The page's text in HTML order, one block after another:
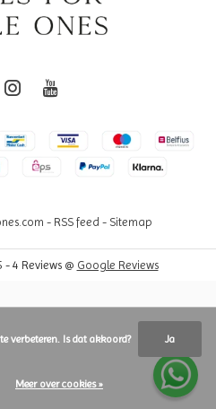
- RSS feed - Sitemap
- 4 Reviews @ Google Reviews
verbeteren. Is dat akkoord? Ja
Meer over cookies »